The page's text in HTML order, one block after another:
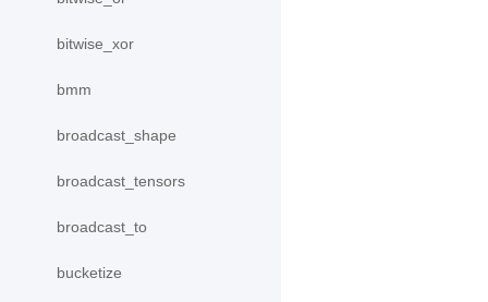
bitwise_xor
bmm
broadcast_shape
broadcast_tensors
broadcast_to
bucketize